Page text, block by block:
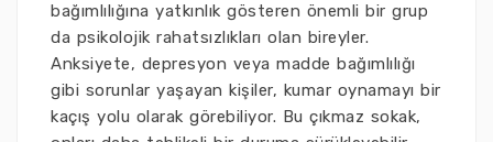
bağımlılığına yatkınlık gösteren önemli bir grup
da psikolojik rahatsızlıkları olan bireyler.
Anksiyete, depresyon veya madde bağımlılığı
gibi sorunlar yaşayan kişiler, kumar oynamayı bir
kaçış yolu olarak görebiliyor. Bu çıkmaz sokak,